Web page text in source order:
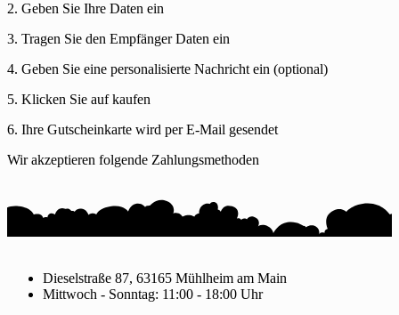
2. Geben Sie Ihre Daten ein
3. Tragen Sie den Empfänger Daten ein
4. Geben Sie eine personalisierte Nachricht ein (optional)
5. Klicken Sie auf kaufen
6. Ihre Gutscheinkarte wird per E-Mail gesendet
Wir akzeptieren folgende Zahlungsmethoden
Dieselstraße 87, 63165 Mühlheim am Main
Mittwoch - Sonntag: 11:00 - 18:00 Uhr